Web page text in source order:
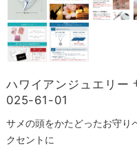
ハワイアンジュエリー
025-61-01
サメの頭をかたどったお守り
クセントに